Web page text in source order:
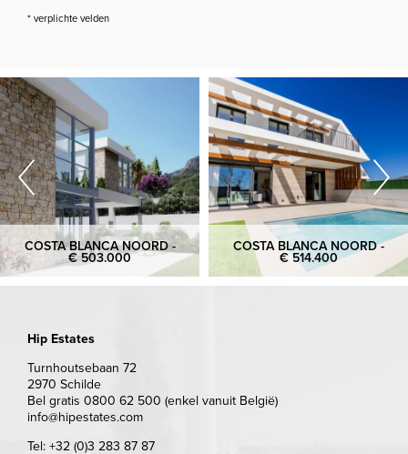
* verplichte velden
COSTA BLANCA NOORD -
€ 503.000
COSTA BLANCA NOORD -
€ 514.400
Hip Estates
Turnhoutsebaan 72
2970 Schilde
Bel gratis 0800 62 500 (enkel vanuit België)
info@hipestates.com
Tel: +32 (0)3 283 87 87